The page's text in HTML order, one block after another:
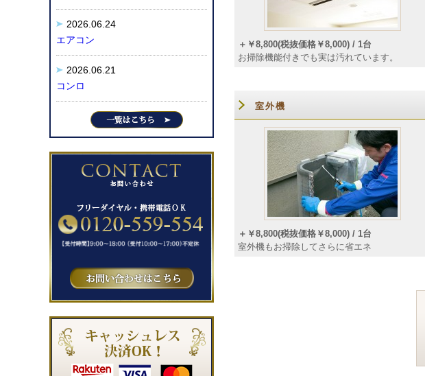
＋￥8,800(税抜価格￥8,000) / 1台
お掃除機能付きでも実は汚れています。
室外機
＋￥8,800(税抜価格￥8,000) / 1台
室外機もお掃除してさらに省エネ
2026.06.24
エアコン
2026.06.21
コンロ